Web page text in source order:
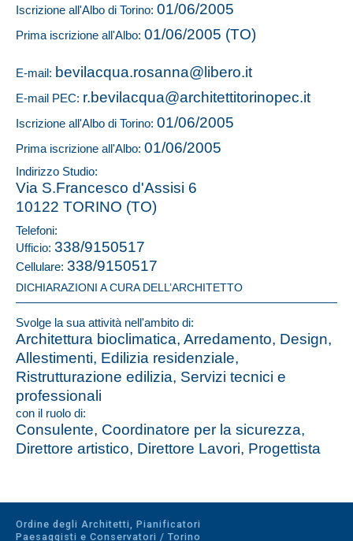
Iscrizione all'Albo di Torino: 01/06/2005
Prima iscrizione all'Albo: 01/06/2005 (TO)
E-mail: bevilacqua.rosanna@libero.it
E-mail PEC: r.bevilacqua@architettitorinopec.it
Iscrizione all'Albo di Torino: 01/06/2005
Prima iscrizione all'Albo: 01/06/2005
Indirizzo Studio:
Via S.Francesco d'Assisi 6
10122 TORINO (TO)
Telefoni:
Ufficio: 338/9150517
Cellulare: 338/9150517
DICHIARAZIONI A CURA DELL’ARCHITETTO
Svolge la sua attività nell'ambito di:
Architettura bioclimatica, Arredamento, Design,
Allestimenti, Edilizia residenziale,
Ristrutturazione edilizia, Servizi tecnici e
professionali
con il ruolo di:
Consulente, Coordinatore per la sicurezza,
Direttore artistico, Direttore Lavori, Progettista
Ordine degli Architetti, Pianificatori
Paesaggisti e Conservatori / Torino